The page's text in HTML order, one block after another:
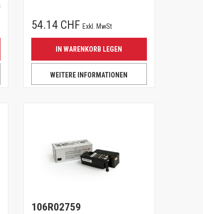
54.14 CHF Exkl. MwSt
IN WARENKORB LEGEN
WEITERE INFORMATIONEN
106R02759